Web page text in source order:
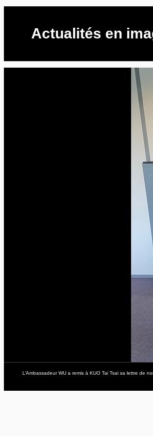
Actualités en
L’Ambassadeur WU a remis à KUO Tai Tsai sa lettre de